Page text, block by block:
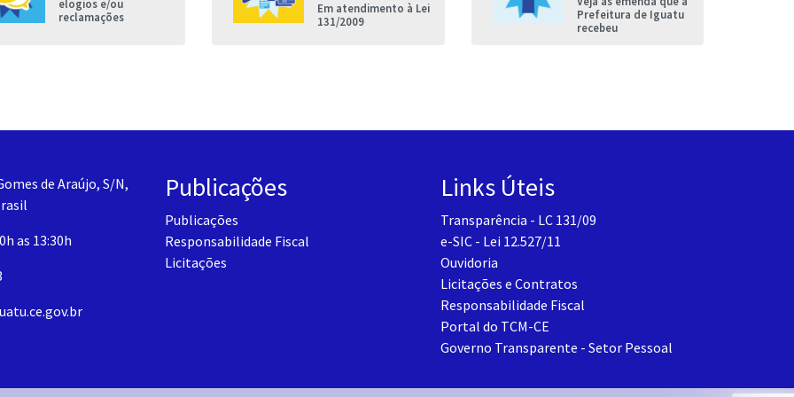
elogios e/ou
reclamações
Em atendimento à Lei
131/2009
Prefeitura de Iguatu
recebeu
de Araújo, S/N,
as 13:30h
Publicações
Publicações
Responsabilidade Fiscal
Licitações
Links Úteis
Transparência - LC 131/09
e-SIC - Lei 12.527/11
Ouvidoria
Licitações e Contratos
Responsabilidade Fiscal
Portal do TCM-CE
Governo Transparente - Setor Pessoal